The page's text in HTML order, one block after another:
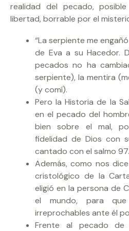
realidad del pecado,
libertad, borrable por el
“La serpiente me
de Eva a su Hacedor.
pecados no ha
serpiente), la mentira
(y comí).
Pero la Historia de la
en el pecado del
bien sobre el mal,
fidelidad de Dios con
cantado con el salmo 97.
Además, como nos
cristológico de la
eligió en la persona de
el mundo, para
irreprochables ante él
Frente al pecado